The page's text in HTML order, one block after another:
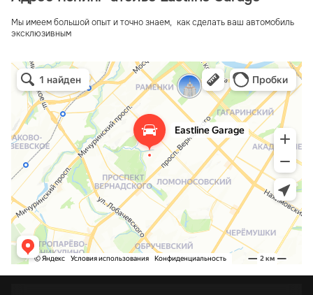
Мы имеем большой опыт и точно знаем, как сделать ваш автомобиль
эксклюзивным